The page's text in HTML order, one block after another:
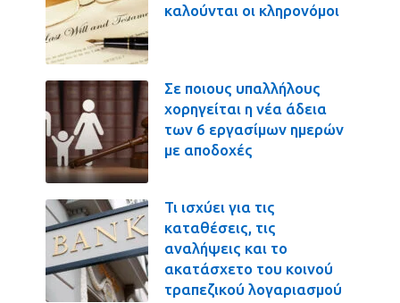
καλούνται οι κληρονόμοι
Σε ποιους υπαλλήλους
χορηγείται η νέα άδεια
των 6 εργασίμων ημερών
με αποδοχές
Τι ισχύει για τις
καταθέσεις, τις
αναλήψεις και το
ακατάσχετο του κοινού
τραπεζικού λογαριασμού